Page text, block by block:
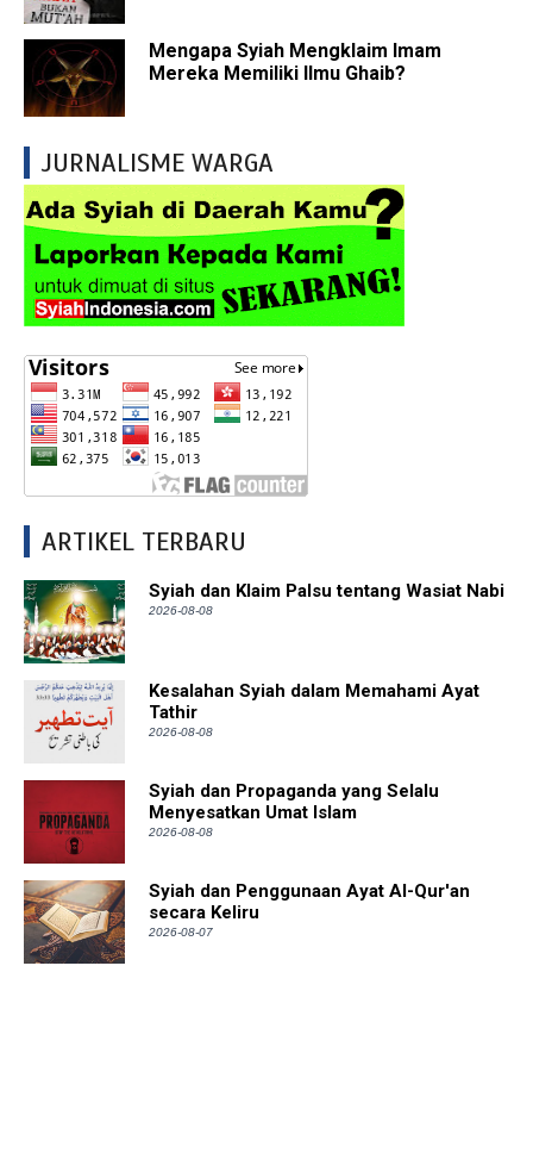
Mengapa Syiah Mengklaim Imam
Mereka Memiliki Ilmu Ghaib?
JURNALISME WARGA
ARTIKEL TERBARU
Syiah dan Klaim Palsu tentang Wasiat Nabi
2026-08-08
Kesalahan Syiah dalam Memahami Ayat
Tathir
2026-08-08
Syiah dan Propaganda yang Selalu
Menyesatkan Umat Islam
2026-08-08
Syiah dan Penggunaan Ayat Al-Qur'an
secara Keliru
2026-08-07